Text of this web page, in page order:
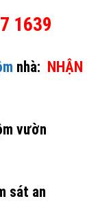
1639
nhà: NHẬN
vườn
sát an